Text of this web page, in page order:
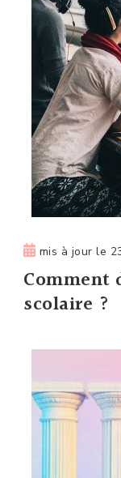
mis à jour le
scolaire ?